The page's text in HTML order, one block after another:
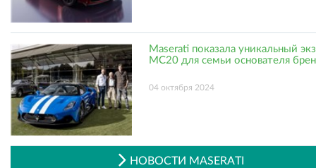
Maserati показала уникальный
MC20 для семьи основателя
04 октября 2024
НОВОСТИ MASERATI